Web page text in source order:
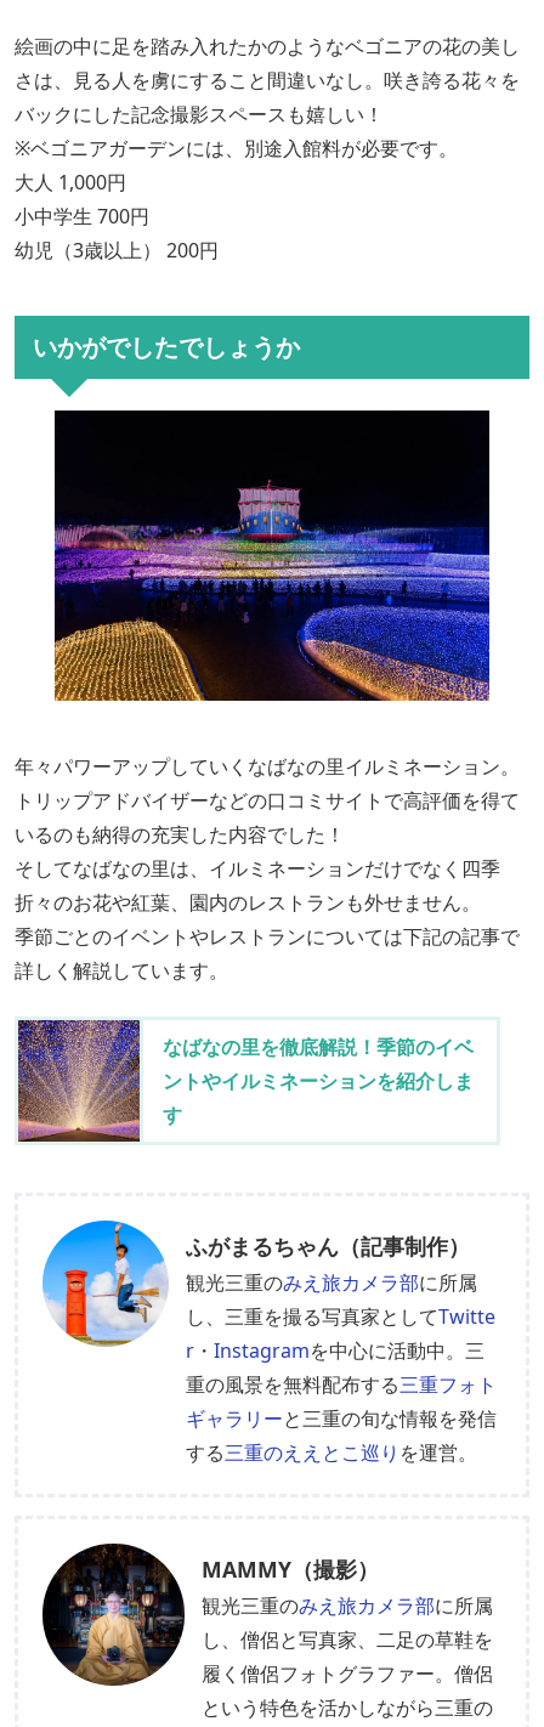
絵画の中に足を踏み入れたかのようなベゴニアの花の美し
さは、見る人を虜にすること間違いなし。咲き誇る花々を
バックにした記念撮影スペースも嬉しい！
※ベゴニアガーデンには、別途入館料が必要です。
大人 1,000円
小中学生 700円
幼児（3歳以上） 200円
いかがでしたでしょうか
年々パワーアップしていくなばなの里イルミネーション。
トリップアドバイザーなどの口コミサイトで高評価を得て
いるのも納得の充実した内容でした！
そしてなばなの里は、イルミネーションだけでなく四季
折々のお花や紅葉、園内のレストランも外せません。
季節ごとのイベントやレストランについては下記の記事で
詳しく解説しています。
なばなの里を徹底解説！季節のイベ
ントやイルミネーションを紹介しま
す
ふがまるちゃん（記事制作）
観光三重のみえ旅カメラ部に所属
し、三重を撮る写真家としてTwitte
r ・Instagramを中心に活動中。三
重の風景を無料配布する三重フォト
ギャラリーと三重の旬な情報を発信
する三重のええとこ巡り を運営。
MAMMY（撮影）
観光三重のみえ旅カメラ部に所属
し、僧侶と写真家、二足の草鞋を
履く僧侶フォトグラファー。僧侶
という特色を活かしながら三重の